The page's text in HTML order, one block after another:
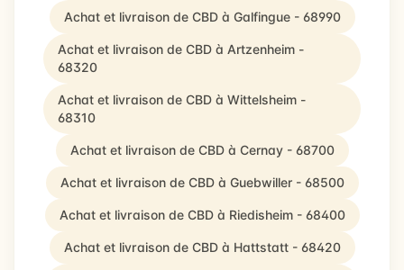
Achat et livraison de CBD à Galfingue - 68990
Achat et livraison de CBD à Artzenheim -
68320
Achat et livraison de CBD à Wittelsheim -
68310
Achat et livraison de CBD à Cernay - 68700
Achat et livraison de CBD à Guebwiller - 68500
Achat et livraison de CBD à Riedisheim - 68400
Achat et livraison de CBD à Hattstatt - 68420